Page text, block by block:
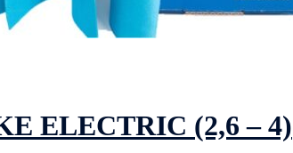
ELECTRIC (2,6 – 4)